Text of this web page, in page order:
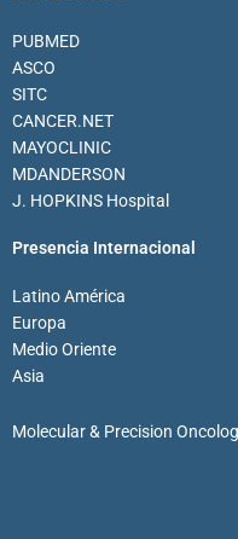
PUBMED
ASCO
SITC
CANCER.NET
MAYOCLINIC
MDANDERSON
J. HOPKINS Hospital
Presencia Internacional
Latino América
Europa
Medio Oriente
Asia
Molecular & Precision